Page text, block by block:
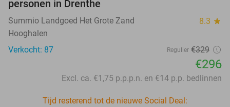
personen in Drenthe
Summio Landgoed Het Grote Zand 8.3 star
Hooghalen
Verkocht: 87
Regulier €329
€296
Excl. ca. €1,75 p.p.p.n. en €14 p.p. bedlinnen
Tijd resterend tot de nieuwe Social Deal: